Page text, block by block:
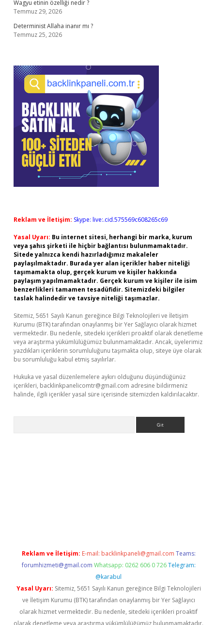
Wagyu etinin özelliği nedir ?
Temmuz 29, 2026
Determinist Allaha inanır mı ?
Temmuz 25, 2026
Reklam ve İletişim: Skype: live:.cid.575569c608265c69
Yasal Uyarı: Bu internet sitesi, herhangi bir marka, kurum
veya şahıs şirketi ile hiçbir bağlantısı bulunmamaktadır.
Sitede yalnızca kendi hazırladığımız makaleler
paylaşılmaktadır. Burada yer alan içerikler haber niteliği
taşımamakta olup, gerçek kurum ve kişiler hakkında
paylaşım yapılmamaktadır. Gerçek kurum ve kişiler ile isim
benzerlikleri tamamen tesadüfidir. Sitemizdeki bilgiler
taslak halindedir ve tavsiye niteliği taşımazlar.
Sitemiz, 5651 Sayılı Kanun gereğince Bilgi Teknolojileri ve İletişim
Kurumu (BTK) tarafından onaylanmış bir Yer Sağlayıcı olarak hizmet
vermektedir. Bu nedenle, sitedeki içerikleri proaktif olarak denetleme
veya araştırma yükümlülüğümüz bulunmamaktadır. Ancak, üyelerimiz
yazdıkları içeriklerin sorumluluğunu taşımakta olup, siteye üye olarak
bu sorumluluğu kabul etmiş sayılırlar.
Hukuka ve yasal düzenlemelere aykırı olduğunu düşündüğünüz
içerikleri, backlinkpanelicomtr@gmail.com adresine bildirmeniz
halinde, ilgili içerikler yasal süre içerisinde sitemizden kaldırılacaktır.
Reklam ve İletişim: E-mail: backlinkpaneli@gmail.com Teams:
forumhizmeti@gmail.com Whatsapp: 0262 606 0 726 Telegram:
@karabul
Yasal Uyarı: Sitemiz, 5651 Sayılı Kanun gereğince Bilgi Teknolojileri
ve İletişim Kurumu (BTK) tarafından onaylanmış bir Yer Sağlayıcı
olarak hizmet vermektedir. Bu nedenle, sitedeki içerikleri proaktif
olarak denetleme veya araştırma yükümlülüğümüz bulunmamaktadır.